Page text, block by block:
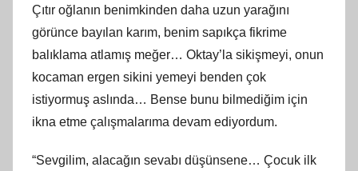
Çıtır oğlanın benimkinden daha uzun yarağını
görünce bayılan karım, benim sapıkça fikrime
balıklama atlamış meğer… Oktay’la sikişmeyi, onun
kocaman ergen sikini yemeyi benden çok
istiyormuş aslında… Bense bunu bilmediğim için
ikna etme çalışmalarıma devam ediyordum.
“Sevgilim, alacağın sevabı düşünsene… Çocuk ilk